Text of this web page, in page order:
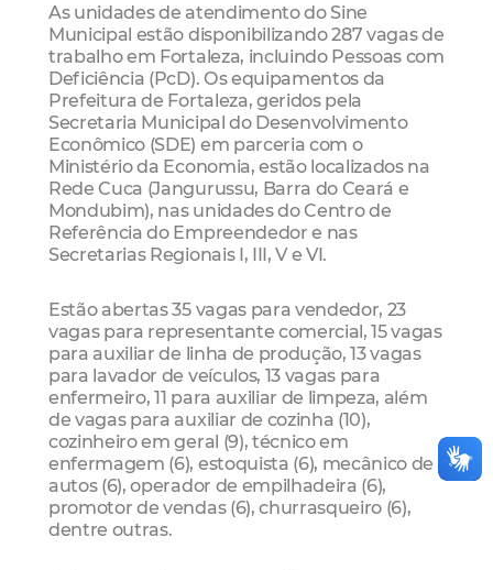
As unidades de atendimento do Sine
Municipal estão disponibilizando 287 vagas de
trabalho em Fortaleza, incluindo Pessoas com
Deficiência (PcD). Os equipamentos da
Prefeitura de Fortaleza, geridos pela
Secretaria Municipal do Desenvolvimento
Econômico (SDE) em parceria com o
Ministério da Economia, estão localizados na
Rede Cuca (Jangurussu, Barra do Ceará e
Mondubim), nas unidades do Centro de
Referência do Empreendedor e nas
Secretarias Regionais I, III, V e VI.
Estão abertas 35 vagas para vendedor, 23
vagas para representante comercial, 15 vagas
para auxiliar de linha de produção, 13 vagas
para lavador de veículos, 13 vagas para
enfermeiro, 11 para auxiliar de limpeza, além
de vagas para auxiliar de cozinha (10),
cozinheiro em geral (9), técnico em
enfermagem (6), estoquista (6), mecânico de
autos (6), operador de empilhadeira (6),
promotor de vendas (6), churrasqueiro (6),
dentre outras.